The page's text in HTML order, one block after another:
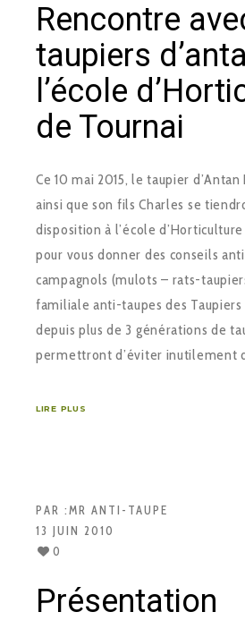
Rencontre
taupiers
l’école
de Tournai
Ce 10 mai 2015, le taupier
ainsi que son fils Charles se
disposition à l’école d’Horticulture
pour vous donner des conseils
campagnols (mulots – rats-
familiale anti-taupes des Taupiers
depuis plus de 3 générations de
permettront d’éviter inutilement
LIRE PLUS
PAR :MR ANTI-TAUPE
13 JUIN 2010
0
Présentation